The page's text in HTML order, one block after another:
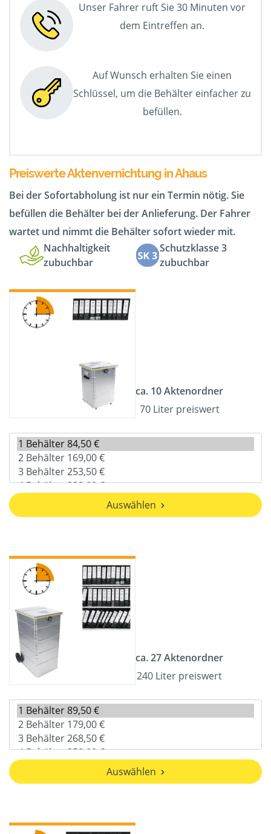
Unser Fahrer ruft Sie 30 Minuten vor
dem Eintreffen an.
Auf Wunsch erhalten Sie einen
Schlüssel, um die Behälter einfacher zu
befüllen.
Preiswerte Aktenvernichtung in Ahaus
Bei der Sofortabholung ist nur ein Termin nötig. Sie
befüllen die Behälter bei der Anlieferung. Der Fahrer
wartet und nimmt die Behälter sofort wieder mit.
Nachhaltigkeit
zubuchbar
Schutzklasse 3
zubuchbar
ca. 10 Aktenordner
70 Liter preiswert
Auswählen
ca. 27 Aktenordner
240 Liter preiswert
Auswählen